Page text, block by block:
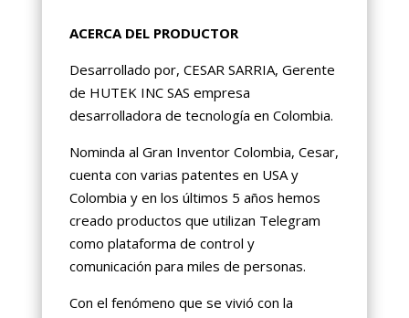
ACERCA DEL PRODUCTOR
Desarrollado por, CESAR SARRIA, Gerente
de HUTEK INC SAS empresa
desarrolladora de tecnología en Colombia.
Nominda al Gran Inventor Colombia, Cesar,
cuenta con varias patentes en USA y
Colombia y en los últimos 5 años hemos
creado productos que utilizan Telegram
como plataforma de control y
comunicación para miles de personas.
Con el fenómeno que se vivió con la